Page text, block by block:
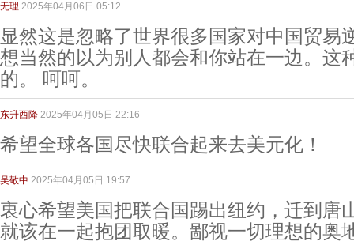
无理 2025年04月06日 05:12
显然这是忽略了世界很多国家对中国贸易
想当然的以为别人都会和你站在一边。这
的。 呵呵。
东升西降 2025年04月05日 22:16
希望全球各国尽快联合起来去美元化！
吴敬中 2025年04月05日 19:57
衷心希望美国把联合国踢出纽约，迁到唐
就该在一起抱团取暖。鄙视一切理想的奥